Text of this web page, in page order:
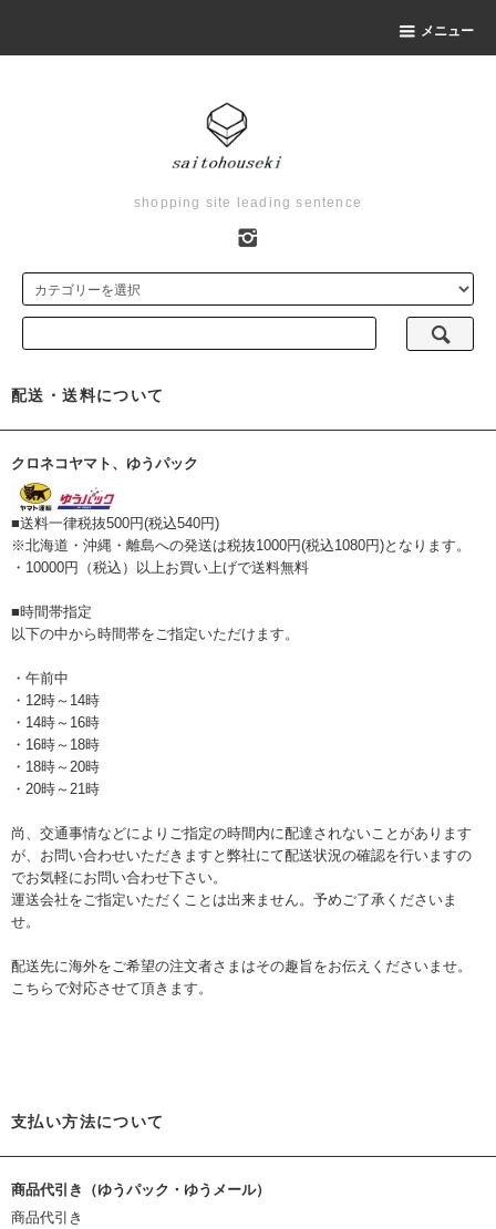
メニュー
shopping site leading sentence
配送・送料について
クロネコヤマト、ゆうパック
■送料一律税抜500円(税込540円)
※北海道・沖縄・離島への発送は税抜1000円(税込1080円)となります。
・10000円（税込）以上お買い上げで送料無料
■時間帯指定
以下の中から時間帯をご指定いただけます。
・午前中
・12時～14時
・14時～16時
・16時～18時
・18時～20時
・20時～21時
尚、交通事情などによりご指定の時間内に配達されないことがあります
が、お問い合わせいただきますと弊社にて配送状況の確認を行いますの
でお気軽にお問い合わせ下さい。
運送会社をご指定いただくことは出来ません。予めご了承くださいま
せ。
配送先に海外をご希望の注文者さまはその趣旨をお伝えくださいませ。
こちらで対応させて頂きます。
支払い方法について
商品代引き（ゆうパック・ゆうメール）
商品代引き